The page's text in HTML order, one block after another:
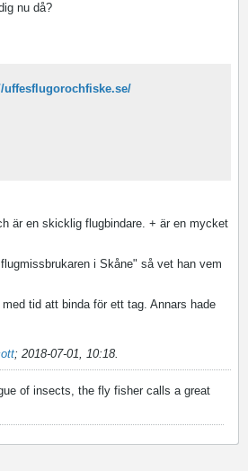
nu då?
uffesflugorochfiske.se/
är en skicklig flugbindare. + är en mycket
i Skåne" så vet han vem
tid att binda för ett tag. Annars hade
; 2018-07-01, 10:18.
of insects, the fly fisher calls a great